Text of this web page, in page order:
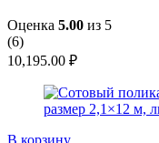
Оценка 5.00 из 5
(6)
10,195.00 ₽
В корзину